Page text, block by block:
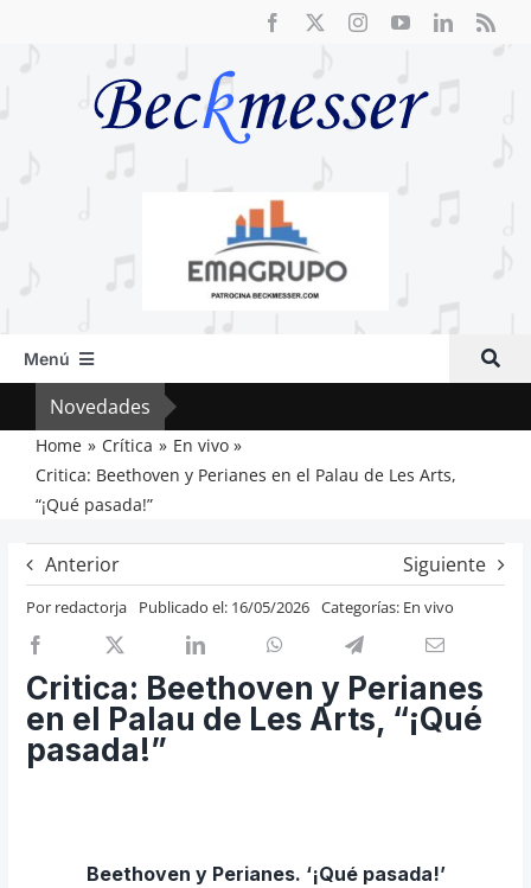
Menú
Inicio
Actual
Artículos
Crítica
Previos de ópera
Entrevistas
Recomendación
Cosas de Beckmesser
Nosotros y privacidad
Buscar:
Novedades
Home Crítica
En vivo
Critica: Beethoven y Perianes en el Palau de Les Arts,
“¡Qué pasada!”
Anterior Siguiente
Por redactorja Publicado el: 16/05/2026 Categorías: En vivo
Critica: Beethoven y Perianes
en el Palau de Les Arts, “¡Qué
pasada!”
Beethoven y Perianes. ‘¡Qué pasada!’